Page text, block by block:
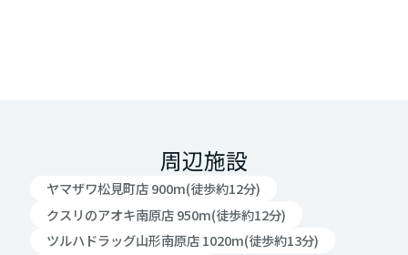
周辺施設
ヤマザワ松見町店 900m(徒歩約12分)
クスリのアオキ南原店 950m(徒歩約12分)
ツルハドラッグ山形南原店 1020m(徒歩約13分)